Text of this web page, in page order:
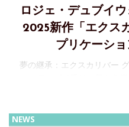
ロジェ・デュブイ
2025新作「エクス
プリケーシ
夢の継承：エクスカリバー
現方法を想像することに生
が
NEWS